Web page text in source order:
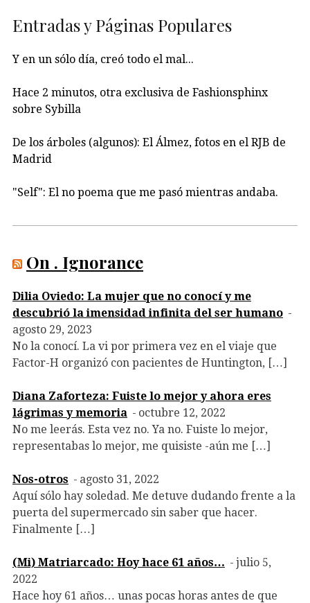
Entradas y Páginas Populares
Y en un sólo día, creó todo el mal...
Hace 2 minutos, otra exclusiva de Fashionsphinx
sobre Sybilla
De los árboles (algunos): El Álmez, fotos en el RJB de
Madrid
"Self": El no poema que me pasó mientras andaba.
On . Ignorance
Dilia Oviedo: La mujer que no conocí y me
descubrió la imensidad infinita del ser humano
agosto 29, 2023
No la conocí. La vi por primera vez en el viaje que
Factor-H organizó con pacientes de Huntington, […]
Diana Zaforteza: Fuiste lo mejor y ahora eres
lágrimas y memoria
octubre 12, 2022
No me leerás. Esta vez no. Ya no. Fuiste lo mejor,
representabas lo mejor, me quisiste -aún me […]
Nos-otros
agosto 31, 2022
Aquí sólo hay soledad. Me detuve dudando frente a la
puerta del supermercado sin saber que hacer.
Finalmente […]
(Mi) Matriarcado: Hoy hace 61 años…
julio 5,
2022
Hace hoy 61 años… unas pocas horas antes de que